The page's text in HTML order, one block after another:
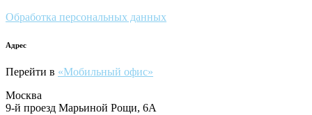
Обработка персональных данных
Адрес
Перейти в «Мобильный офис»
Москва
9-й проезд Марьиной Рощи, 6А